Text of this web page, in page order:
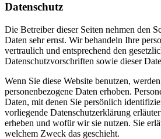
Datenschutz
Die Betreiber dieser Seiten nehmen den
Daten sehr ernst. Wir behandeln Ihre
vertraulich und entsprechend den
Datenschutzvorschriften sowie dieser
Wenn Sie diese Website benutzen,
personenbezogene Daten erhoben.
Daten, mit denen Sie persönlich
vorliegende Datenschutzerklärung
erheben und wofür wir sie nutzen. Sie
welchem Zweck das geschieht.